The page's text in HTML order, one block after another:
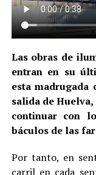
Las obras de
entran en su
esta
salida de
continuar con
báculos de las
Por tanto, en
carril en cada